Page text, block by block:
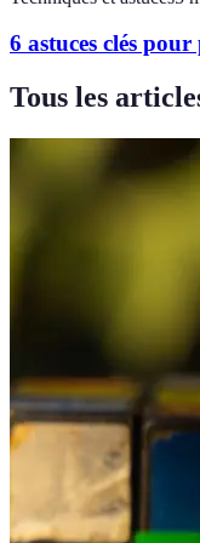
6 astuces clés
Tous les